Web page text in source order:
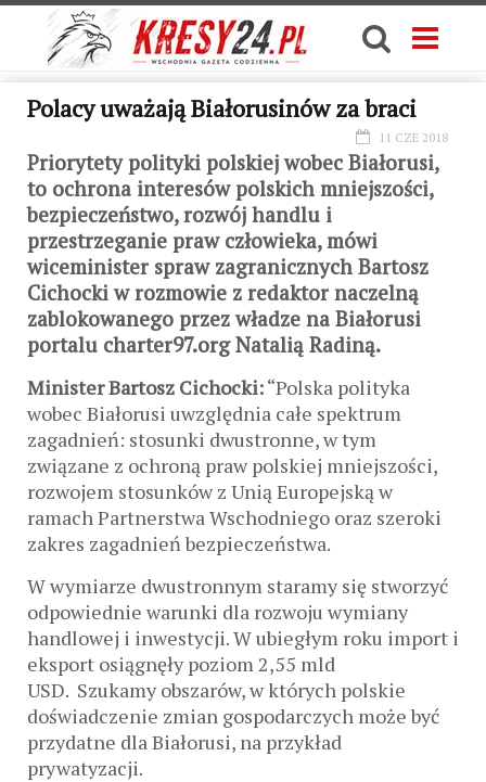
Polacy uważają Białorusinów za braci
11 CZE 2018
Priorytety polityki polskiej wobec Białorusi,
to ochrona interesów polskich mniejszości,
bezpieczeństwo, rozwój handlu i
przestrzeganie praw człowieka, mówi
wiceminister spraw zagranicznych Bartosz
Cichocki w rozmowie z redaktor naczelną
zablokowanego przez władze na Białorusi
portalu charter97.org Natalią Radiną.
Minister Bartosz Cichocki:“Polska polityka
wobec Białorusi uwzględnia całe spektrum
zagadnień: stosunki dwustronne, w tym
związane z ochroną praw polskiej mniejszości,
rozwojem stosunków z Unią Europejską w
ramach Partnerstwa Wschodniego oraz szeroki
zakres zagadnień bezpieczeństwa.
W wymiarze dwustronnym staramy się stworzyć
odpowiednie warunki dla rozwoju wymiany
handlowej i inwestycji. W ubiegłym roku import i
eksport osiągnęły poziom 2,55 mld
USD. Szukamy obszarów, w których polskie
doświadczenie zmian gospodarczych może być
przydatne dla Białorusi, na przykład
prywatyzacji.